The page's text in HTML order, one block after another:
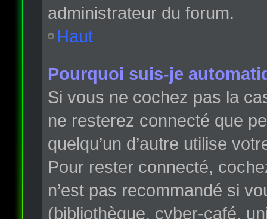
administrateur du forum.
Haut
Pourquoi suis-je
Si vous ne cochez pas la
ne resterez connecté que
quelqu’un d’autre utilise
Pour rester connecté,
n’est pas recommandé si
(bibliothèque, cyber-café,